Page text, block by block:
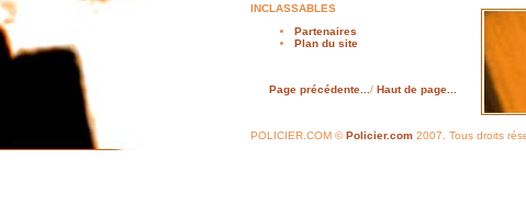
INCLASSABLES
Partenaires
Plan du site
Page précédente... / Haut de page...
POLICIER.COM ©Policier.com 2007. Tous droits